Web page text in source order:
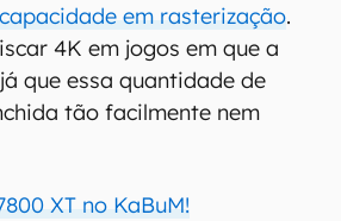
capacidade em rasterização.
4K em jogos em que a
que essa quantidade de
tão facilmente nem
XT no KaBuM!